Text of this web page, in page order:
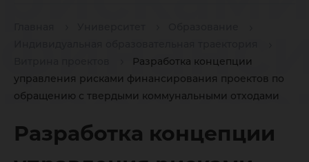
Разработка концепции
управления рисками финансирования проектов по
обращению с твердыми коммунальными отходами
Разработка концепции